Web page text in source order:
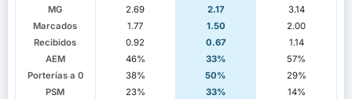
MG
2.69 2.17
3.14
Marcados
1.77 1.50
2.00
Recibidos
0.92 0.67
1.14
AEM
46% 33%
57%
Porterías a 0
38% 50%
29%
PSM
23% 33% 14%